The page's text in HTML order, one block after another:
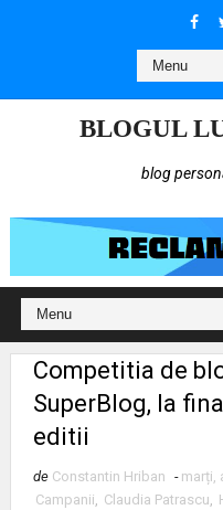
BLOGUL
blog
Competitia de
SuperBlog, la
editii
de Constantin Hriban - marți,
Campanii, Claudia Patrascu,